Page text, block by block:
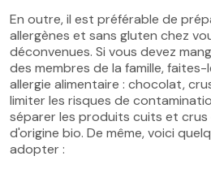
En outre, il est préférable de
allergènes et sans gluten chez
déconvenues. Si vous devez
des membres de la famille,
allergie alimentaire : chocolat,
limiter les risques de
séparer les produits cuits et
d'origine bio. De même, voici
adopter :